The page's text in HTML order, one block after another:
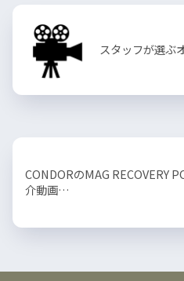
スタッフが選ぶ
CONDORのMAG RECOVERY
介動画…